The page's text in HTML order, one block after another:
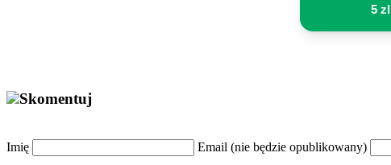
5 zl
Skomentuj
Imię Email (nie będzie opublikowany)